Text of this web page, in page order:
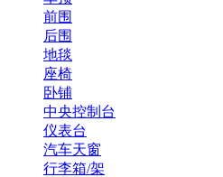
前围
后围
地毯
座椅
卧铺
中央控制台
仪表台
汽车天窗
行李箱/架